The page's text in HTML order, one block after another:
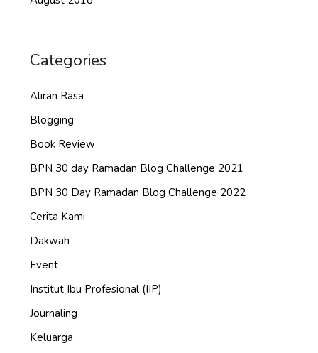
Categories
Aliran Rasa
Blogging
Book Review
BPN 30 day Ramadan Blog Challenge 2021
BPN 30 Day Ramadan Blog Challenge 2022
Cerita Kami
Dakwah
Event
Institut Ibu Profesional (IIP)
Journaling
Keluarga